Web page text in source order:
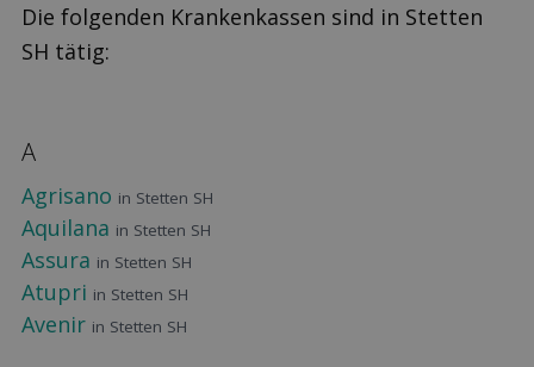
Die folgenden Krankenkassen sind in Stetten
SH tätig:
A
Agrisano in Stetten SH
Aquilana in Stetten SH
Assura in Stetten SH
Atupri in Stetten SH
Avenir in Stetten SH